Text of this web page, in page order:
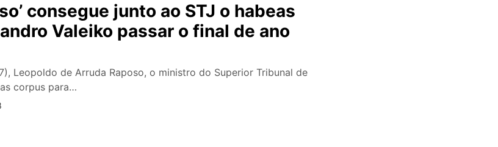
consegue junto ao STJ o habeas
Valeiko passar o final de ano
Leopoldo de Arruda Raposo, o ministro do Superior Tribunal de
corpus para…